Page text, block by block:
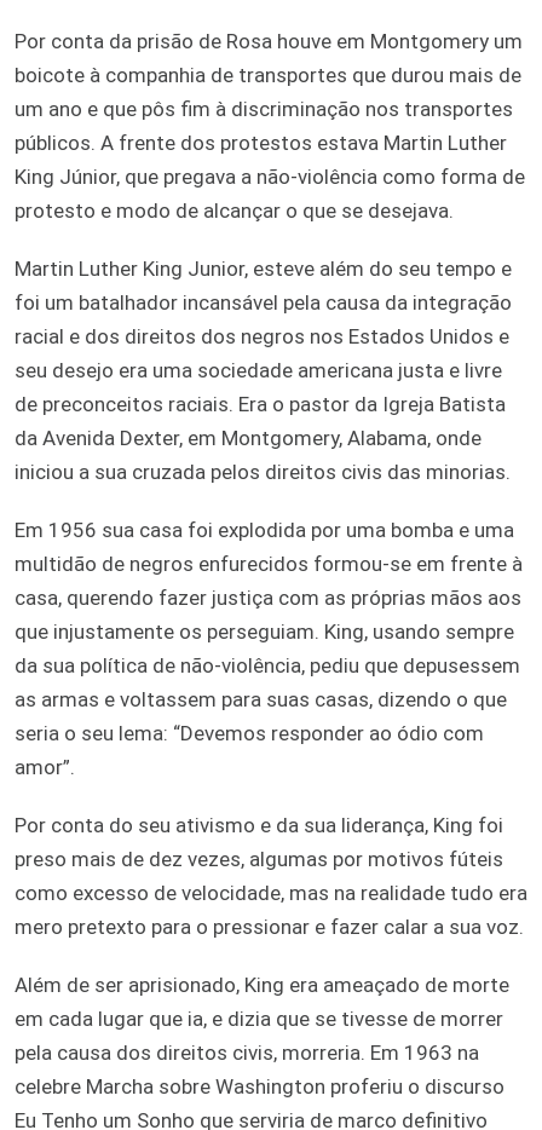
Por conta da prisão de Rosa houve em Montgomery um
boicote à companhia de transportes que durou mais de
um ano e que pôs fim à discriminação nos transportes
públicos. A frente dos protestos estava Martin Luther
King Júnior, que pregava a não-violência como forma de
protesto e modo de alcançar o que se desejava.
Martin Luther King Junior, esteve além do seu tempo e
foi um batalhador incansável pela causa da integração
racial e dos direitos dos negros nos Estados Unidos e
seu desejo era uma sociedade americana justa e livre
de preconceitos raciais. Era o pastor da Igreja Batista
da Avenida Dexter, em Montgomery, Alabama, onde
iniciou a sua cruzada pelos direitos civis das minorias.
Em 1956 sua casa foi explodida por uma bomba e uma
multidão de negros enfurecidos formou-se em frente à
casa, querendo fazer justiça com as próprias mãos aos
que injustamente os perseguiam. King, usando sempre
da sua política de não-violência, pediu que depusessem
as armas e voltassem para suas casas, dizendo o que
seria o seu lema: “Devemos responder ao ódio com
amor”.
Por conta do seu ativismo e da sua liderança, King foi
preso mais de dez vezes, algumas por motivos fúteis
como excesso de velocidade, mas na realidade tudo era
mero pretexto para o pressionar e fazer calar a sua voz.
Além de ser aprisionado, King era ameaçado de morte
em cada lugar que ia, e dizia que se tivesse de morrer
pela causa dos direitos civis, morreria. Em 1963 na
celebre Marcha sobre Washington proferiu o discurso
Eu Tenho um Sonho que serviria de marco definitivo